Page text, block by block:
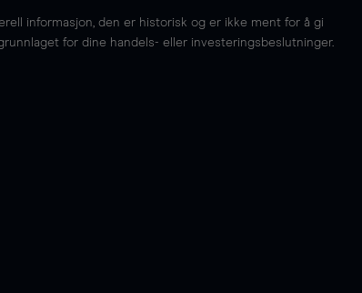
informasjon, den er historisk og er ikke ment for å gi
for dine handels- eller investeringsbeslutninger.